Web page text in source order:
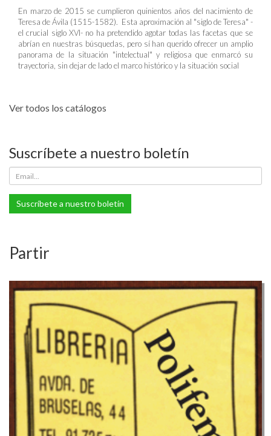
En marzo de 2015 se cumplieron quinientos años del nacimiento de
Teresa de Ávila (1515-1582). Esta aproximación al "siglo de Teresa" -
el crucial siglo XVI- no ha pretendido agotar todas las facetas que se
abrían en nuestras búsquedas, pero sí han querido ofrecer un amplio
panorama de la situación "intelectual" y religiosa que enmarcó su
trayectoria, sin dejar de lado el marco histórico y la situación social
Ver todos los catálogos
Suscríbete a nuestro boletín
Suscríbete a nuestro boletín
Partir